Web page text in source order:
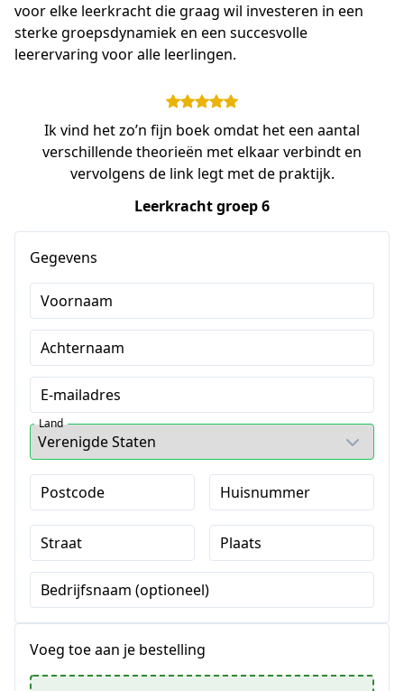
voor elke leerkracht die graag wil investeren in een
sterke groepsdynamiek en een succesvolle
leerervaring voor alle leerlingen.
Ik vind het zo’n fijn boek omdat het een aantal
verschillende theorieën met elkaar verbindt en
vervolgens de link legt met de praktijk.
Leerkracht groep 6
Gegevens
Voornaam
Achternaam
E-mailadres
Land
Postcode Huisnummer
Straat Plaats
Bedrijfsnaam (optioneel)
Voeg toe aan je bestelling